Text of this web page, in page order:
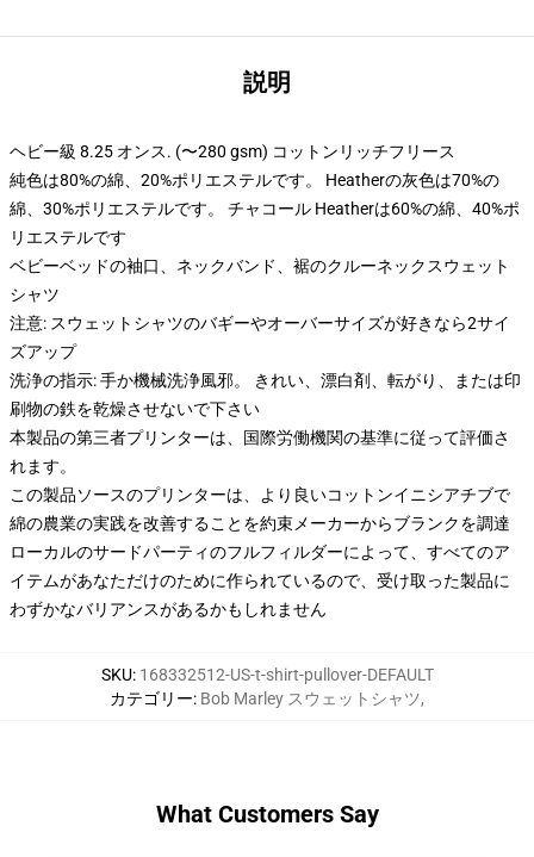
説明
ヘビー級 8.25 オンス. (〜280 gsm) コットンリッチフリース
純色は80%の綿、20%ポリエステルです。 Heatherの灰色は70%の
綿、30%ポリエステルです。 チャコール Heatherは60%の綿、40%ポ
リエステルです
ベビーベッドの袖口、ネックバンド、裾のクルーネックスウェット
シャツ
注意: スウェットシャツのバギーやオーバーサイズが好きなら2サイ
ズアップ
洗浄の指示: 手か機械洗浄風邪。 きれい、漂白剤、転がり、または印
刷物の鉄を乾燥させないで下さい
本製品の第三者プリンターは、国際労働機関の基準に従って評価さ
れます。
この製品ソースのプリンターは、より良いコットンイニシアチブで
綿の農業の実践を改善することを約束メーカーからブランクを調達
ローカルのサードパーティのフルフィルダーによって、すべてのア
イテムがあなただけのために作られているので、受け取った製品に
わずかなバリアンスがあるかもしれません
SKU: 168332512-US-t-shirt-pullover-DEFAULT
カテゴリー: Bob Marley スウェットシャツ,
What Customers Say